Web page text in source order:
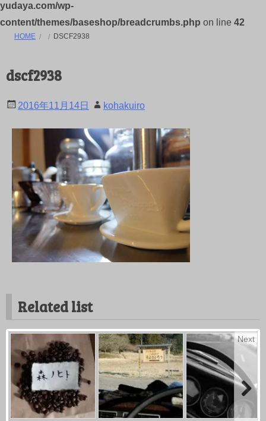
yudaya.com/wp-
content/themes/baseshop/breadcrumbs.php on line 42
HOME DSCF2938
dscf2938
2016年11月14日 kohakuiro
Related list
Next